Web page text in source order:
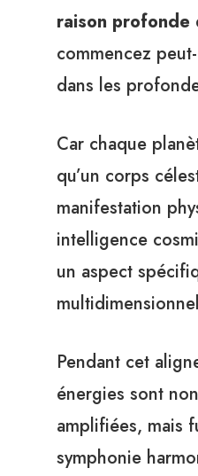
raison profonde
commencez
dans les
Car chaque
qu’un corps
manifestation
intelligence
un aspect
Pendant cet
énergies sont
amplifiées, mais
symphonie